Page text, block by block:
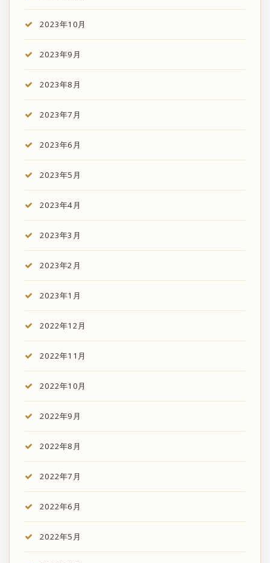
2023年10月
2023年9月
2023年8月
2023年7月
2023年6月
2023年5月
2023年4月
2023年3月
2023年2月
2023年1月
2022年12月
2022年11月
2022年10月
2022年9月
2022年8月
2022年7月
2022年6月
2022年5月